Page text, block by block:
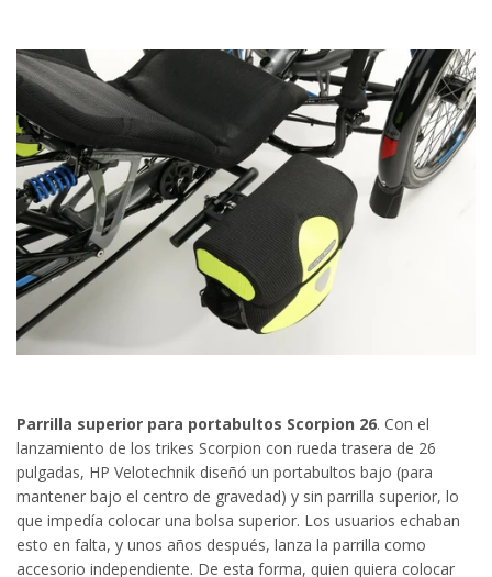
Parrilla superior para portabultos Scorpion 26. Con el
lanzamiento de los trikes Scorpion con rueda trasera de 26
pulgadas, HP Velotechnik diseñó un portabultos bajo (para
mantener bajo el centro de gravedad) y sin parrilla superior, lo
que impedía colocar una bolsa superior. Los usuarios echaban
esto en falta, y unos años después, lanza la parrilla como
accesorio independiente. De esta forma, quien quiera colocar